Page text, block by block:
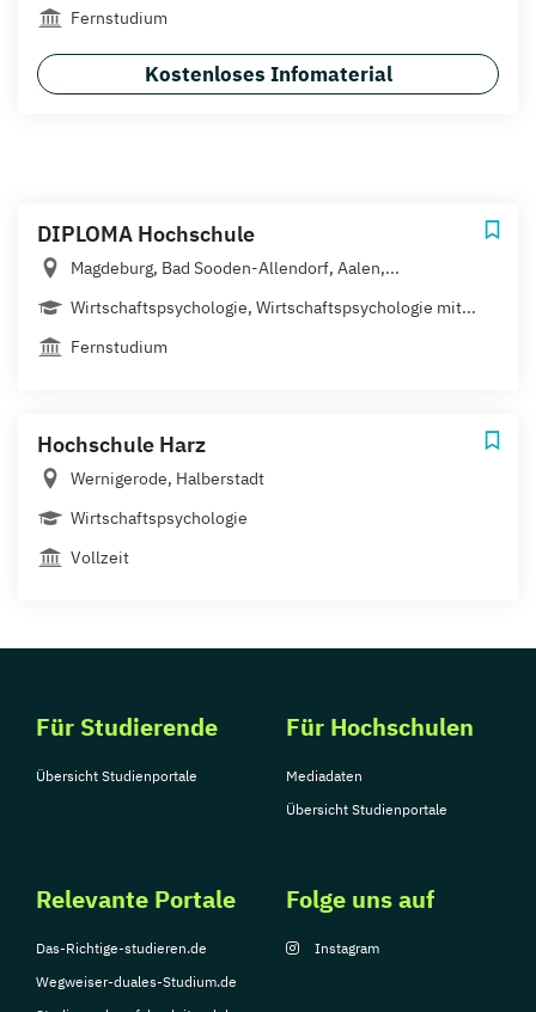
Fernstudium
Kostenloses Infomaterial
DIPLOMA Hochschule
Magdeburg, Bad Sooden-Allendorf, Aalen,...
Wirtschaftspsychologie, Wirtschaftspsychologie mit...
Fernstudium
Hochschule Harz
Wernigerode, Halberstadt
Wirtschaftspsychologie
Vollzeit
Für Studierende
Übersicht Studienportale
Für Hochschulen
Mediadaten
Übersicht Studienportale
Relevante Portale
Das-Richtige-studieren.de
Wegweiser-duales-Studium.de
Folge uns auf
Instagram